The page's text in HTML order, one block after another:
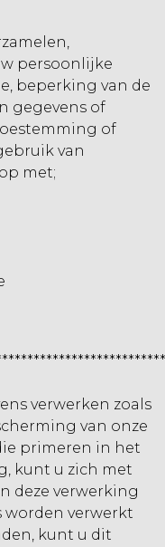
persoonlijke
beperking van de
gegevens of
of
van
met;
verwerken zoals
van onze
primeren in het
kunt u zich met
deze verwerking
worden verwerkt
kunt u dit